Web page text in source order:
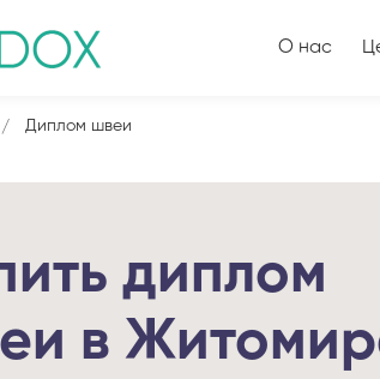
О нас
Диплом швеи
диплом
в